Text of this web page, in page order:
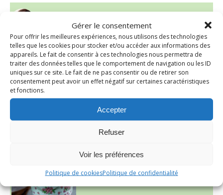
Gérer le consentement
Pour offrir les meilleures expériences, nous utilisons des technologies
telles que les cookies pour stocker et/ou accéder aux informations des
appareils. Le fait de consentir à ces technologies nous permettra de
traiter des données telles que le comportement de navigation ou les ID
uniques sur ce site. Le fait de ne pas consentir ou de retirer son
consentement peut avoir un effet négatif sur certaines caractéristiques
et fonctions.
Accepter
Refuser
Voir les préférences
Politique de cookiesPolitique de confidentialité